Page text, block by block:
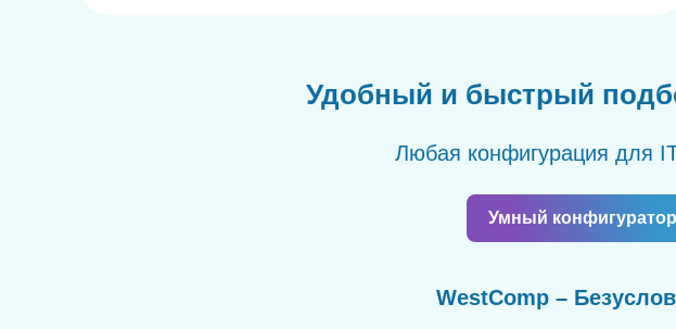
Удобный и быстрый
Любая конфигурация для
Умный конфигуратор
WestComp –